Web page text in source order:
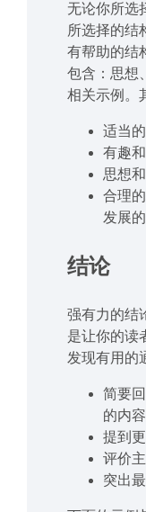
无论你所选
所选择的结
有帮助的结
包含：思想
相关示例。
适当
有趣
思想
合理
发展
结论
强有力的结
是让你的读
发现有用的
简要
的内容
提到
评价
突出